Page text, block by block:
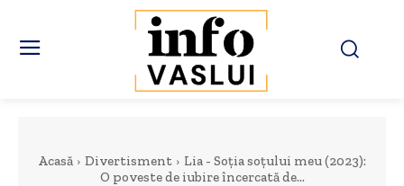
Acasă Divertisment
Lia - Soția soțului meu (2023):
O poveste de iubire încercată de...